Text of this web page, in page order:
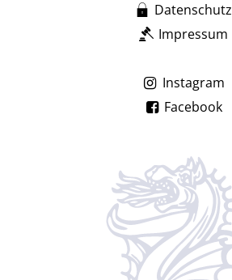
Datenschutz
Impressum
Instagram
Facebook